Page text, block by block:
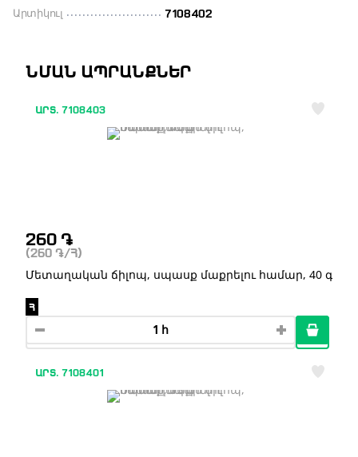
Արտիկուլ 7108402
ՆՄԱՆ ԱՊՐԱՆՔՆԵՐ
ԱՐՏ. 7108403
260 ֏
(260 ֏ /Հ)
Մետաղական ճիլոպ, սպասք մաքրելու համար, 40 գ
Հ
ԱՐՏ. 7108401